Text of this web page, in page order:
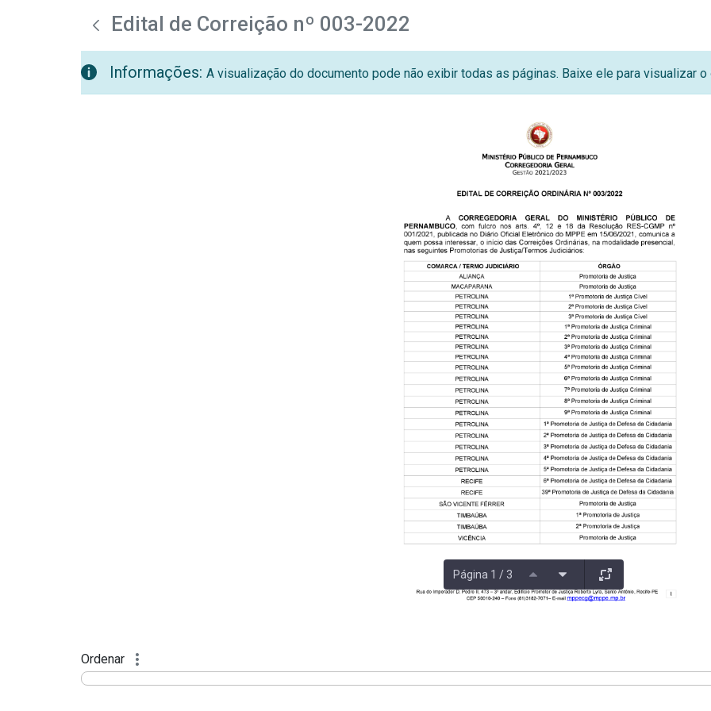
Pular para o Conteúdo principal
teste descricaoEdital de Correição nº 003-2022
Informações: A visualização do documento pode não exibir todas as páginas. Baixe ele para visualizar
Página 1 / 3
Ordenar